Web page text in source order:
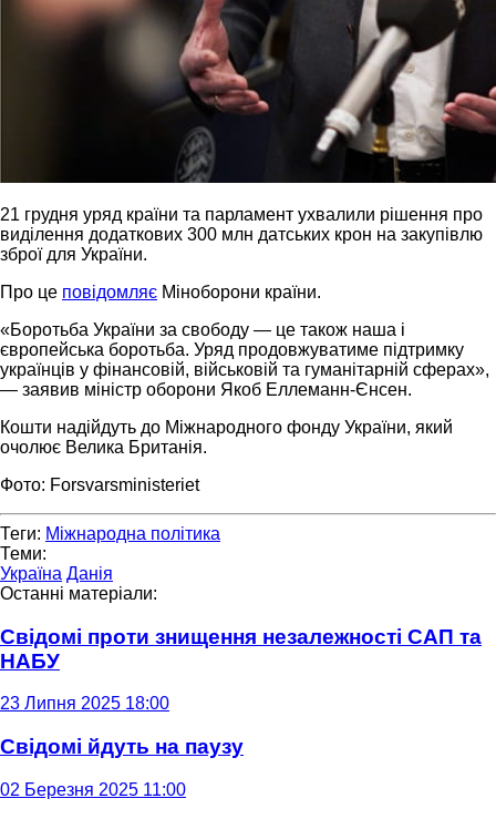
21 грудня уряд країни та парламент ухвалили рішення про
виділення додаткових 300 млн датських крон на закупівлю
зброї для України.
Про це повідомляє Міноборони країни.
«Боротьба України за свободу — це також наша і
європейська боротьба. Уряд продовжуватиме підтримку
українців у фінансовій, військовій та гуманітарній сферах»,
— заявив міністр оборони Якоб Еллеманн-Єнсен.
Кошти надійдуть до Міжнародного фонду України, який
очолює Велика Британія.
Фото: Forsvarsministeriet
Теги: Міжнародна політика
Теми:
Україна Данія
Останні матеріали:
Свідомі проти знищення незалежності САП та
НАБУ
23 Липня 2025 18:00
Свідомі йдуть на паузу
02 Березня 2025 11:00